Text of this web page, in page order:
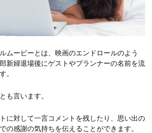
ムービーとは、映画のエンドロールのよう
新婦退場後にゲストやプランナーの名前を流
。
も言います。
に対して一言コメントを残したり、思い出の
の感謝の気持ちを伝えることができます。